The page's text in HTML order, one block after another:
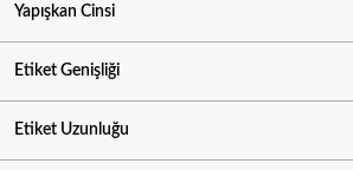
Yapışkan Cinsi
Etiket Genişliği
Etiket Uzunluğu